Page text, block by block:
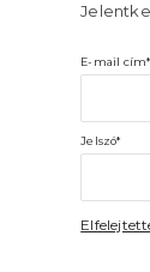
E-mail cím*
Jelszó*